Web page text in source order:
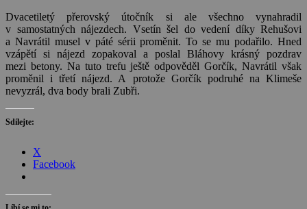
Dvacetiletý přerovský útočník si ale všechno vynahradil
v samostatných nájezdech. Vsetín šel do vedení díky Rehušovi
a Navrátil musel v páté sérii proměnit. To se mu podařilo. Hned
vzápětí si nájezd zopakoval a poslal Bláhovy krásný pozdrav
mezi betony. Na tuto trefu ještě odpověděl Gorčík, Navrátil však
proměnil i třetí nájezd. A protože Gorčík podruhé na Klimeše
nevyzrál, dva body brali Zubři.
Sdílejte:
X
Facebook